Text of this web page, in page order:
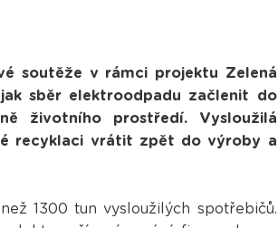
soutěže v rámci projektu Zelená
sběr elektroodpadu začlenit do
životního prostředí. Vysloužilá
recyklaci vrátit zpět do výroby a
1300 tun vysloužilých spotřebičů.